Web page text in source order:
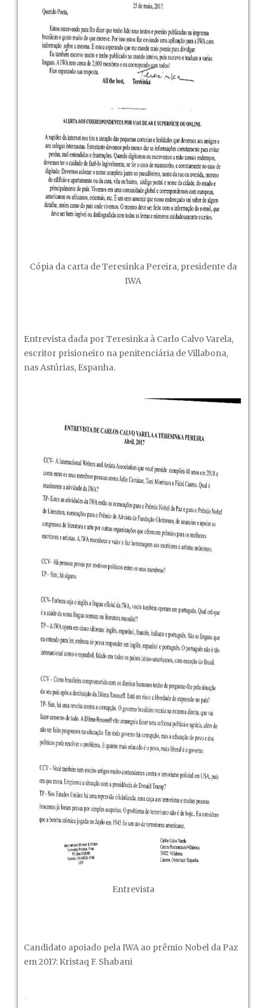
Cópia da carta de Teresinka Pereira, presidente da
IWA
Entrevista dada por Teresinka à Carlo Calvo Varela,
escritor prisioneiro na penitenciária de Villabona,
nas Astúrias, Espanha.
Entrevista
Candidato apoiado pela IWA ao prêmio Nobel da Paz
em 2017: Kristaq F. Shabani